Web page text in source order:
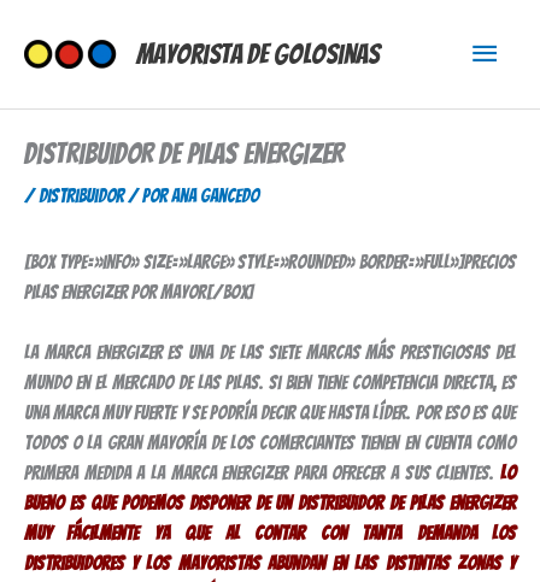
contenido
Mayorista de Golosinas
Menú
Distribuidor de Pilas Energizer
/Distribuidor/ PorAna Gancedo
[box type=»info» size=»large» style=»rounded» border=»full»]Precios
pilas Energizer por mayor[/box]
La marca Energizer es una de las siete marcas más prestigiosas del
mundo en el mercado de las pilas. Si bien tiene competencia directa, es
una marca muy fuerte y se podría decir que hasta líder. Por eso es que
todos o la gran mayoría de los comerciantes tienen en cuenta como
primera medida a la marca Energizer para ofrecer a sus clientes. Lo
bueno es que podemos disponer de un distribuidor de pilas Energizer
muy fácilmente ya que al contar con tanta demanda los
distribuidores y los mayoristas abundan en las distintas zonas y